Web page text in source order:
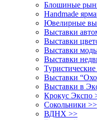
Блошиные
Handmade
Ювелирные
Выставки
Выставки
Выставки
Выставки
Выставки
Выставки в
Крокус Экспо
Сокольники >>
ВДНХ >>